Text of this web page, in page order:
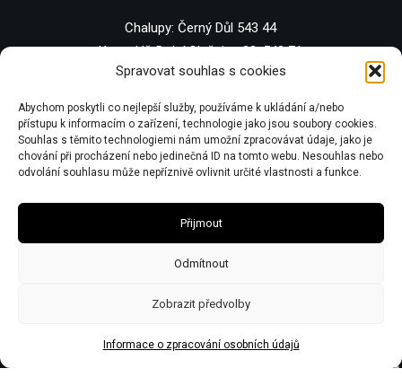
Spravovat souhlas s cookies
Abychom poskytli co nejlepší služby, používáme k ukládání a/nebo
přístupu k informacím o zařízení, technologie jako jsou soubory cookies.
Souhlas s těmito technologiemi nám umožní zpracovávat údaje, jako je
chování při procházení nebo jedinečná ID na tomto webu. Nesouhlas nebo
odvolání souhlasu může nepříznivě ovlivnit určité vlastnosti a funkce.
Přijmout
Odmítnout
Zobrazit předvolby
Informace o zpracování osobních údajů
Chalupy: Černý Důl 543 44
Kancelář: Dolní Olešnice 32, 543 71
č.j.Ž/2578/08/Ry21953/3